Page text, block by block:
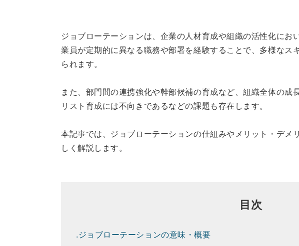
ジョブローテーションは、企業の人材育成や組織の活性化にお
業員が定期的に異なる職務や部署を経験することで、多様なス
られます。
また、部門間の連携強化や幹部候補の育成など、組織全体の成
リスト育成には不向きであるなどの課題も存在します。
本記事では、ジョブローテーションの仕組みやメリット・デメ
しく解説します。
目次
.ジョブローテーションの意味・概要